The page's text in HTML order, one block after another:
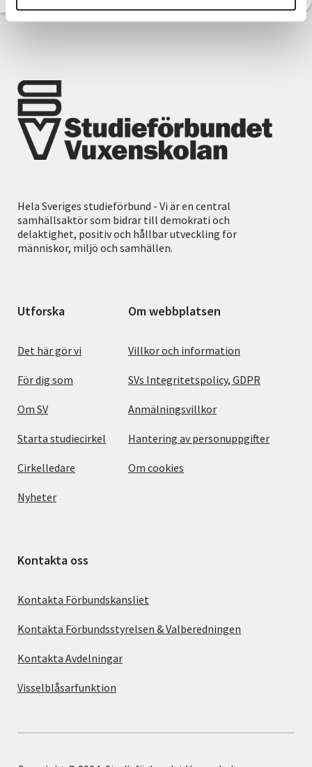
Hela Sveriges studieförbund - Vi är en central
samhällsaktör som bidrar till demokrati och
delaktighet, positiv och hållbar utveckling för
människor, miljö och samhällen.
Utforska
Det här gör vi
För dig som
Om SV
Starta studiecirkel
Cirkelledare
Nyheter
Om webbplatsen
Villkor och information
SVs Integritetspolicy, GDPR
Anmälningsvillkor
Hantering av personuppgifter
Om cookies
Kontakta oss
Kontakta Förbundskansliet
Kontakta Förbundsstyrelsen & Valberedningen
Kontakta Avdelningar
Visselblåsarfunktion